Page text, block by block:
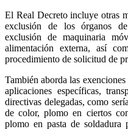
El Real Decreto incluye otras
exclusión de los órganos
exclusión de maquinaria
alimentación externa, así
procedimiento de solicitud de
También aborda las
aplicaciones específicas,
directivas delegadas, como
de color, plomo en ciertos
plomo en pasta de soldadura